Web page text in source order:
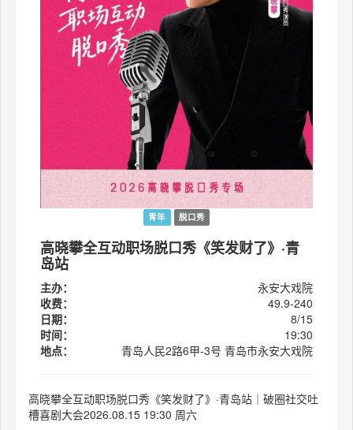
青年 脱口秀
高晓攀全互动职场脱口秀《笑发财了》·青
岛站
主办：
永安大戏院
收费：
49.9-240
日期：
8/15
时间：
19:30
地点：
青岛人民2路6甲-3号 青岛市永安大戏院
高晓攀全互动职场脱口秀《笑发财了》·青岛站｜破圈社交吐
槽喜剧大会2026.08.15 19:30 周六